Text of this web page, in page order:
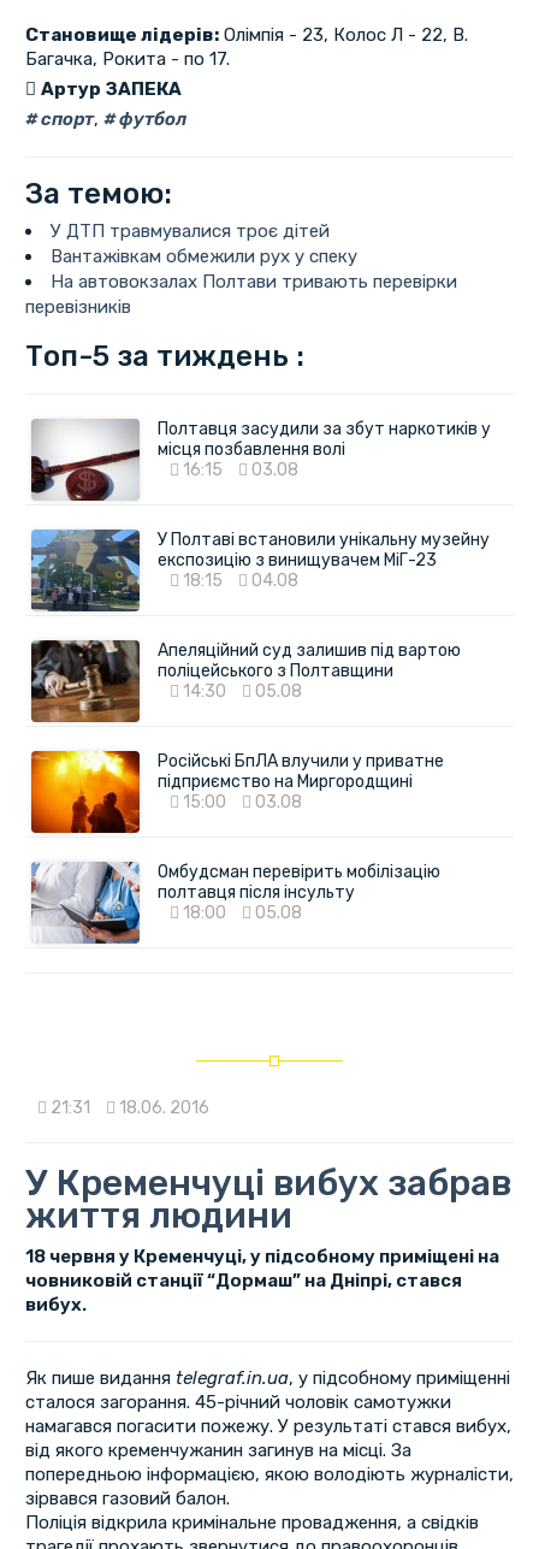
Становище лідерів:Олімпія - 23, Колос Л - 22, В.
Багачка, Рокита - по 17.
Артур ЗАПЕКА
спорт, футбол
За темою:
У ДТП травмувалися троє дітей
Вантажівкам обмежили рух у спеку
На автовокзалах Полтави тривають перевірки
перевізників
Топ-5 за тиждень :
Полтавця засудили за збут наркотиків у
місця позбавлення волі
16:15
03.08
У Полтаві встановили унікальну музейну
експозицію з винищувачем МіГ-23
18:15
04.08
Апеляційний суд залишив під вартою
поліцейського з Полтавщини
14:30
05.08
Російські БпЛА влучили у приватне
підприємство на Миргородщині
15:00
03.08
Омбудсман перевірить мобілізацію
полтавця після інсульту
18:00
05.08
21:31 18.06. 2016
У Кременчуці вибух забрав
життя людини
18 червня у Кременчуці, у підсобному приміщені на
човниковій станції “Дормаш” на Дніпрі, стався
вибух.
Як пише виданняtelegraf.in.ua, у підсобному приміщенні
сталося загорання. 45-річний чоловік самотужки
намагався погасити пожежу. У результаті стався вибух,
від якого кременчужанин загинув на місці. За
попередньою інформацією, якою володіють журналісти,
зірвався газовий балон.
Поліція відкрила кримінальне провадження, а свідків